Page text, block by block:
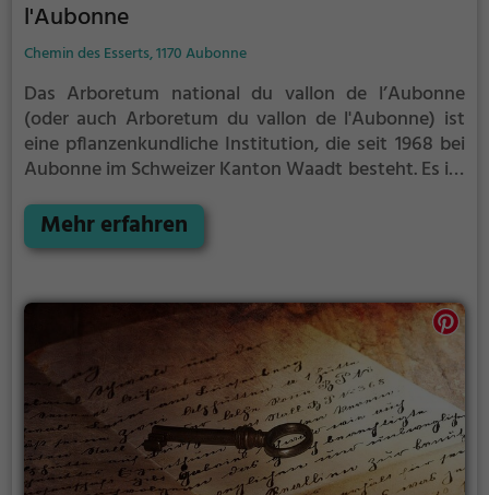
l'Aubonne
Chemin des Esserts, 1170 Aubonne
Das Arboretum national du vallon de l’Aubonne
(oder auch Arboretum du vallon de l'Aubonne) ist
eine pflanzenkundliche Institution, die seit 1968 bei
Aubonne im Schweizer Kanton Waadt besteht. Es ist
der Schweiz.
Mehr erfahren